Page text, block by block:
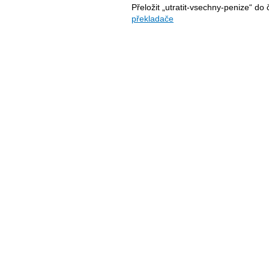
Přeložit „utratit-vsechny-penize“ do
překladače